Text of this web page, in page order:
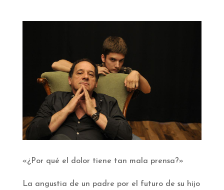
«¿Por qué el dolor tiene tan mala prensa?»
La angustia de un padre por el futuro de su hijo